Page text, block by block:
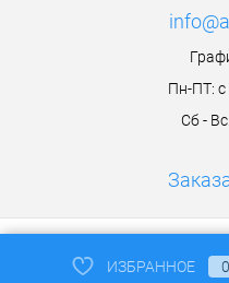
Пн-ПТ: с
Сб -
ИЗБРАННОЕ 0